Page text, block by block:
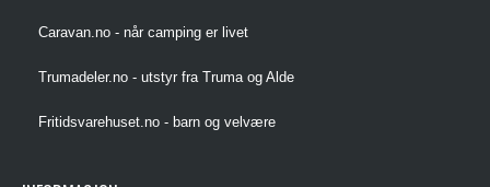
Caravan.no - når camping er livet
Trumadeler.no - utstyr fra Truma og Alde
Fritidsvarehuset.no - barn og velvære